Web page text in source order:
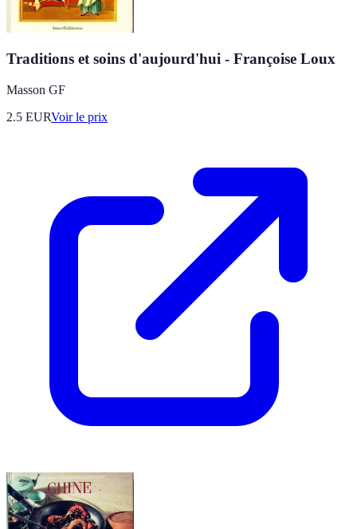
Traditions et soins d'aujourd'hui - Françoise Loux
Masson GF
2.5 EURVoir le prix